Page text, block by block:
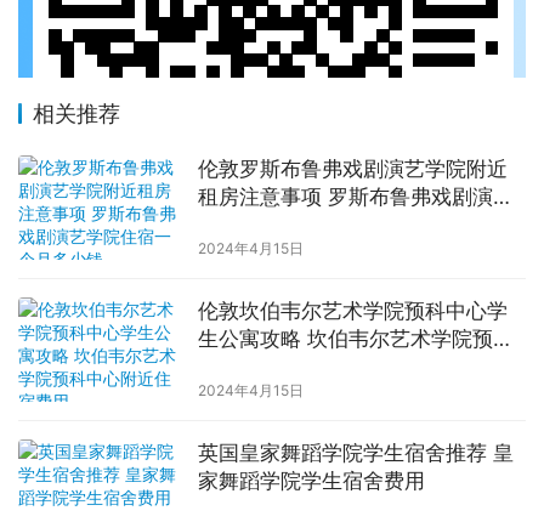
相关推荐
伦敦罗斯布鲁弗戏剧演艺学院附近
租房注意事项 罗斯布鲁弗戏剧演艺
2024年4月15日
伦敦坎伯韦尔艺术学院预科中心学
生公寓攻略 坎伯韦尔艺术学院预科
2024年4月15日
英国皇家舞蹈学院学生宿舍推荐 皇
家舞蹈学院学生宿舍费用